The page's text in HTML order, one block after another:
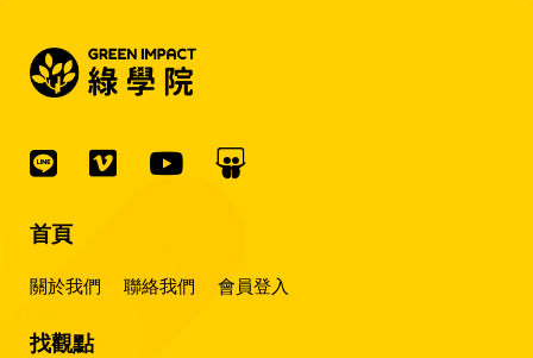
首頁
關於我們 聯絡我們 會員登入
找觀點